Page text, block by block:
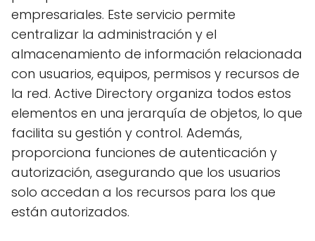
empresariales. Este servicio permite
centralizar la administración y el
almacenamiento de información relacionada
con usuarios, equipos, permisos y recursos de
la red. Active Directory organiza todos estos
elementos en una jerarquía de objetos, lo que
facilita su gestión y control. Además,
proporciona funciones de autenticación y
autorización, asegurando que los usuarios
solo accedan a los recursos para los que
están autorizados.